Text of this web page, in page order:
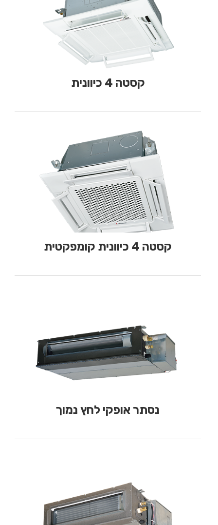
קסטה 4 כיוונית
קסטה 4 כיוונית קומפקטית
נסתר אופקי לחץ נמוך